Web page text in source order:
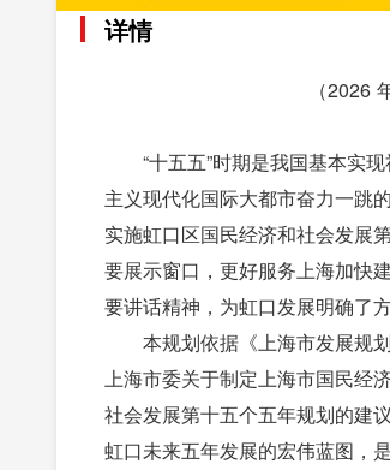
详情
（2026
“十五五”时期是我国基本实
主义现代化国际大都市奋力一跳
实施虹口区国民经济和社会发展
要展示窗口，更好服务上海加快
要讲话精神，为虹口发展明确了
本规划依据《上海市发展规
上海市委关于制定上海市国民经
社会发展第十五个五年规划的建
虹口未来五年发展的宏伟蓝图，